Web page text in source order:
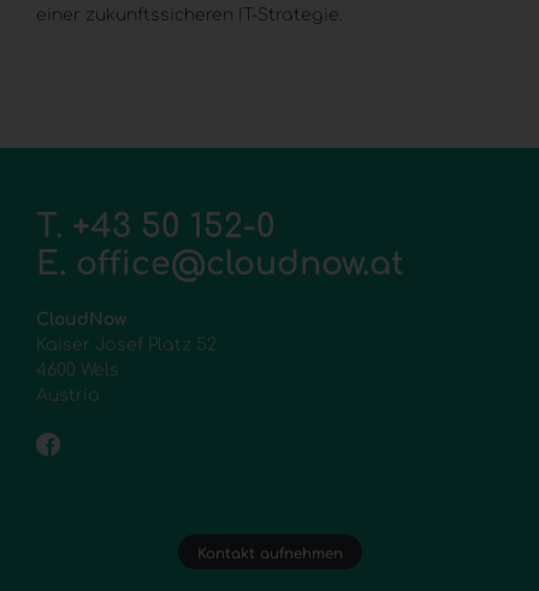
einer zukunftssicheren IT-Strategie.
T. +43 50 152-0
E. office@cloudnow.at
CloudNow
Kaiser Josef Platz 52
4600 Wels
Austria
Kontakt aufnehmen